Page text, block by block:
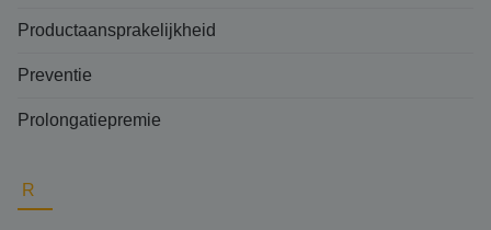
Productaansprakelijkheid
Preventie
Prolongatiepremie
R